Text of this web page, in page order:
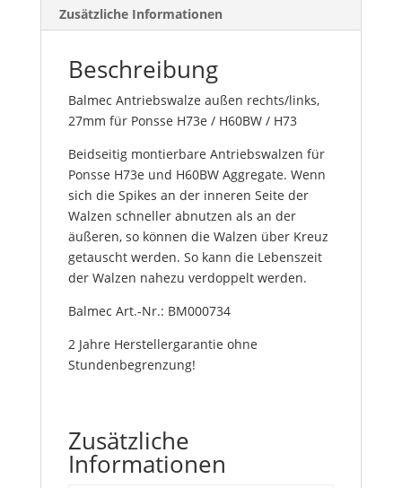
Zusätzliche Informationen
Beschreibung
Balmec Antriebswalze außen rechts/links,
27mm für Ponsse H73e / H60BW / H73
Beidseitig montierbare Antriebswalzen für
Ponsse H73e und H60BW Aggregate. Wenn
sich die Spikes an der inneren Seite der
Walzen schneller abnutzen als an der
äußeren, so können die Walzen über Kreuz
getauscht werden. So kann die Lebenszeit
der Walzen nahezu verdoppelt werden.
Balmec Art.-Nr.: BM000734
2 Jahre Herstellergarantie ohne
Stundenbegrenzung!
Zusätzliche
Informationen